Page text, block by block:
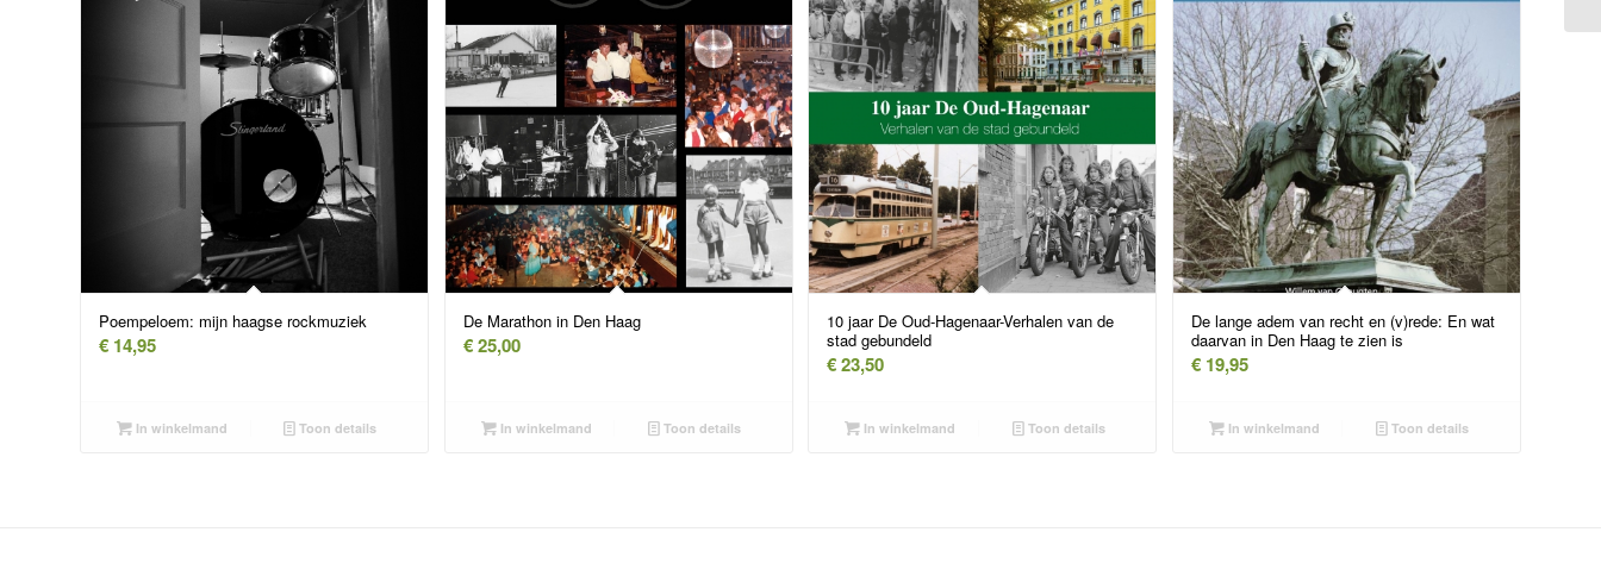
Poempeloem: mijn haagse rockmuziek
€ 14,95
In winkelmand Toon details
De Marathon in Den Haag
€25,00
In winkelmand Toon details
10 jaar De Oud-Hagenaar-Verhalen van de
stad gebundeld
€23,50
In winkelmand Toon details
De lange adem van recht en (v)rede: En wat
daarvan in Den Haag te zien is
€19,95
In winkelmand Toon details